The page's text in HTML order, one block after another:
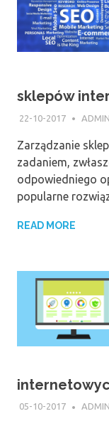
sklepów
22-10-2017 ADMIN
Zarządzanie
zadaniem,
odpowiedniego
popularne
READ MORE
05-10-2017 ADMIN